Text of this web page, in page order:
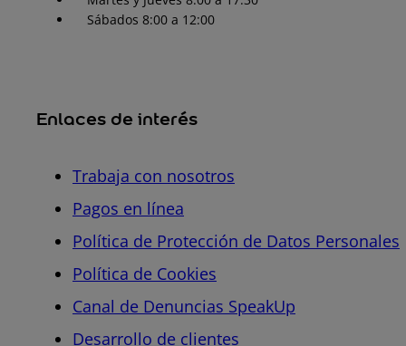
Sábados 8:00 a 12:00
Enlaces de interés
Trabaja con nosotros
Pagos en línea
Política de Protección de Datos Personales
Política de Cookies
Canal de Denuncias SpeakUp
Desarrollo de clientes